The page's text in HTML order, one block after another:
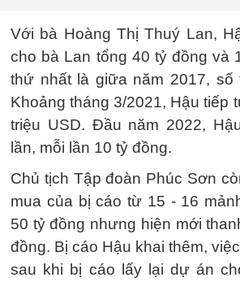
Với bà Hoàng Thị Thuý Lan,
cho bà Lan tổng 40 tỷ đồng và
thứ nhất là giữa năm 2017, số
Khoảng tháng 3/2021, Hậu tiếp
triệu USD. Đầu năm 2022,
lần, mỗi lần 10 tỷ đồng.
Chủ tịch Tập đoàn Phúc Sơn
mua của bị cáo từ 15 - 16
50 tỷ đồng nhưng hiện mới
đồng. Bị cáo Hậu khai thêm,
sau khi bị cáo lấy lại dự án